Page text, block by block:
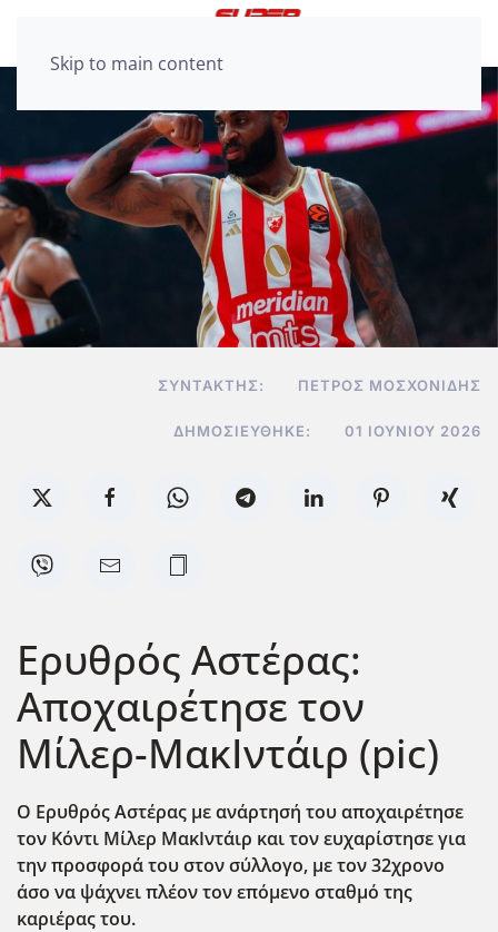
Skip to main content
ΣΥΝΤΆΚΤΗΣ: ΠΈΤΡΟΣ ΜΟΣΧΟΝΊΔΗΣ
ΔΗΜΟΣΙΕΎΘΗΚΕ: 01 ΙΟΥΝΊΟΥ 2026
Ερυθρός Αστέρας:
Αποχαιρέτησε τον
Μίλερ-ΜακΙντάιρ (pic)
Ο Ερυθρός Αστέρας με ανάρτησή του αποχαιρέτησε
τον Κόντι Μίλερ ΜακΙντάιρ και τον ευχαρίστησε για
την προσφορά του στον σύλλογο, με τον 32χρονο
άσο να ψάχνει πλέον τον επόμενο σταθμό της
καριέρας του.